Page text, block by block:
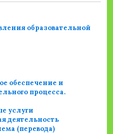
образовательной
обеспечение и
процесса.
услуги
деятельность
(перевода)